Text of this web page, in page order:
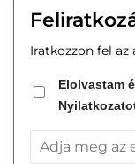
Iratkozzon fel az
Elolvastam